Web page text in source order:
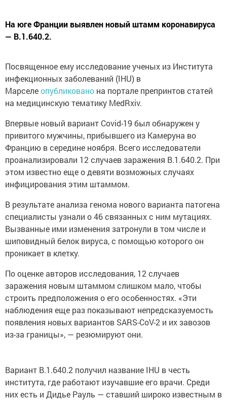
На юге Франции выявлен новый штамм коронавируса
— B.1.640.2.
Посвященное ему исследование ученых из Института
инфекционных заболеваний (IHU) в
Марселеопубликовано на портале препринтов статей
на медицинскую тематику MedRxiv.
Впервые новый вариант Covid-19 был обнаружен у
привитого мужчины, прибывшего из Камеруна во
Францию в середине ноября. Всего исследователи
проанализировали 12 случаев заражения B.1.640.2. При
этом известно еще о девяти возможных случаях
инфицирования этим штаммом.
В результате анализа генома нового варианта патогена
специалисты узнали о 46 связанных с ним мутациях.
Вызванные ими изменения затронули в том числе и
шиповидный белок вируса, с помощью которого он
проникает в клетку.
По оценке авторов исследования, 12 случаев
заражения новым штаммом слишком мало, чтобы
строить предположения о его особенностях. «Эти
наблюдения еще раз показывают непредсказуемость
появления новых вариантов SARS-CoV-2 и их завозов
из-за границы», — резюмируют они.
Вариант B.1.640.2 получил название IHU в честь
института, где работают изучавшие его врачи. Среди
них есть и Дидье Рауль — ставший широко известным в